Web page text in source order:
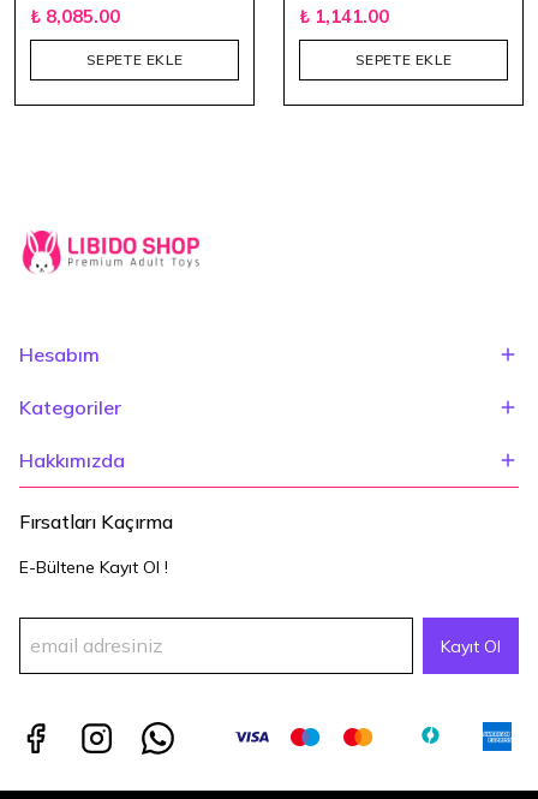
₺ 8,085.00
SEPETE EKLE
₺ 1,141.00
SEPETE EKLE
Hesabım
Kategoriler
Hakkımızda
Fırsatları Kaçırma
E-Bültene Kayıt Ol !
Kayıt Ol